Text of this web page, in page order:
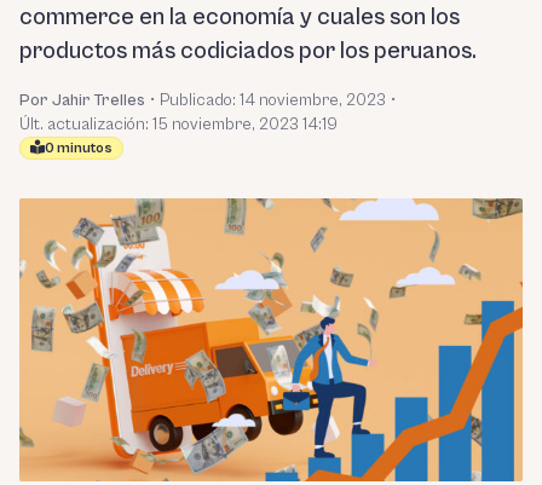
commerce en la economía y cuales son los
productos más codiciados por los peruanos.
Por Jahir Trelles • Publicado: 14 noviembre, 2023 •
Últ. actualización: 15 noviembre, 2023 14:19
0 minutos